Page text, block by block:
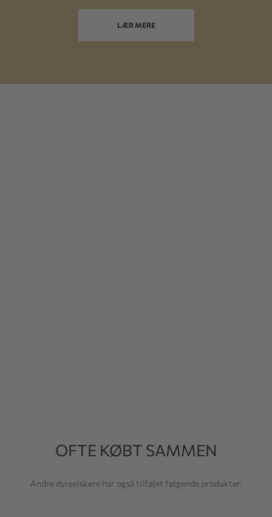
LÆR MERE
OFTE KØBT SAMMEN
Andre dyreelskere har også tilføjet følgende produkter: